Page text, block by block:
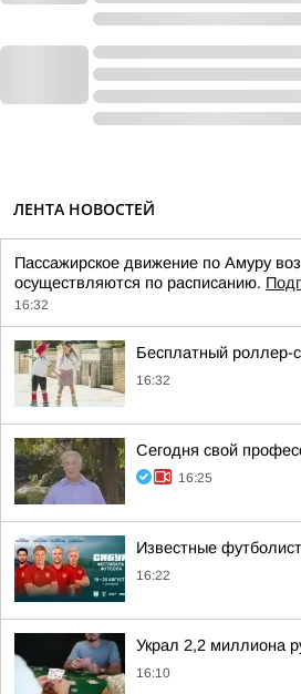
ЛЕНТА НОВОСТЕЙ
Пассажирское движение по Амуру
осуществляются по расписанию.
16:32
Бесплатный роллер-
16:32
Сегодня свой
16:25
Известные
16:22
Украл 2,2 миллиона
16:10